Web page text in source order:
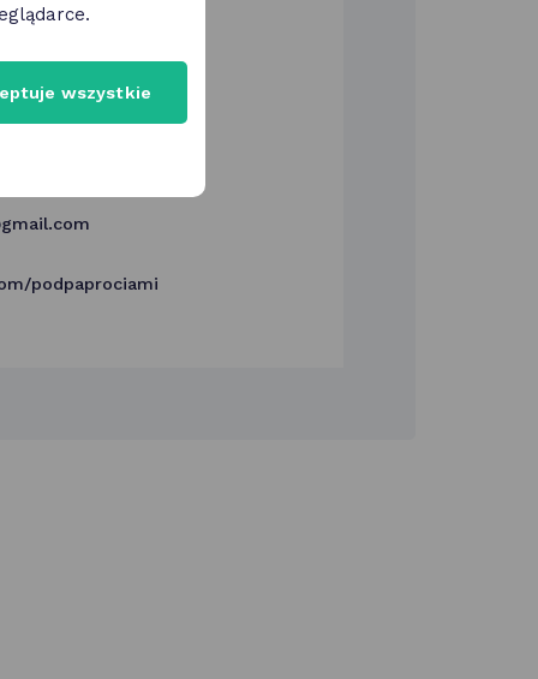
Paprociami"
podpaprociami
wszystkie